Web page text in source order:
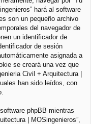
hará al software
son un pequeño archivo
del navegador de
un identificador de
de sesión
asignada a
se creará una vez que
Civil + Arquitectura |
han sido leídos, con
phpBB mientras
| MOSingenieros”,